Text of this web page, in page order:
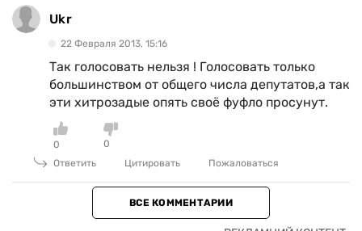
Ukr
22 Февраля 2013, 15:16
Так голосовать нельзя ! Голосовать только
большинством от общего числа депутатов,а так
эти хитрозадые опять своё фуфло просунут.
0
0
Ответить
Цитировать Пожаловаться
ВСЕ КОММЕНТАРИИ